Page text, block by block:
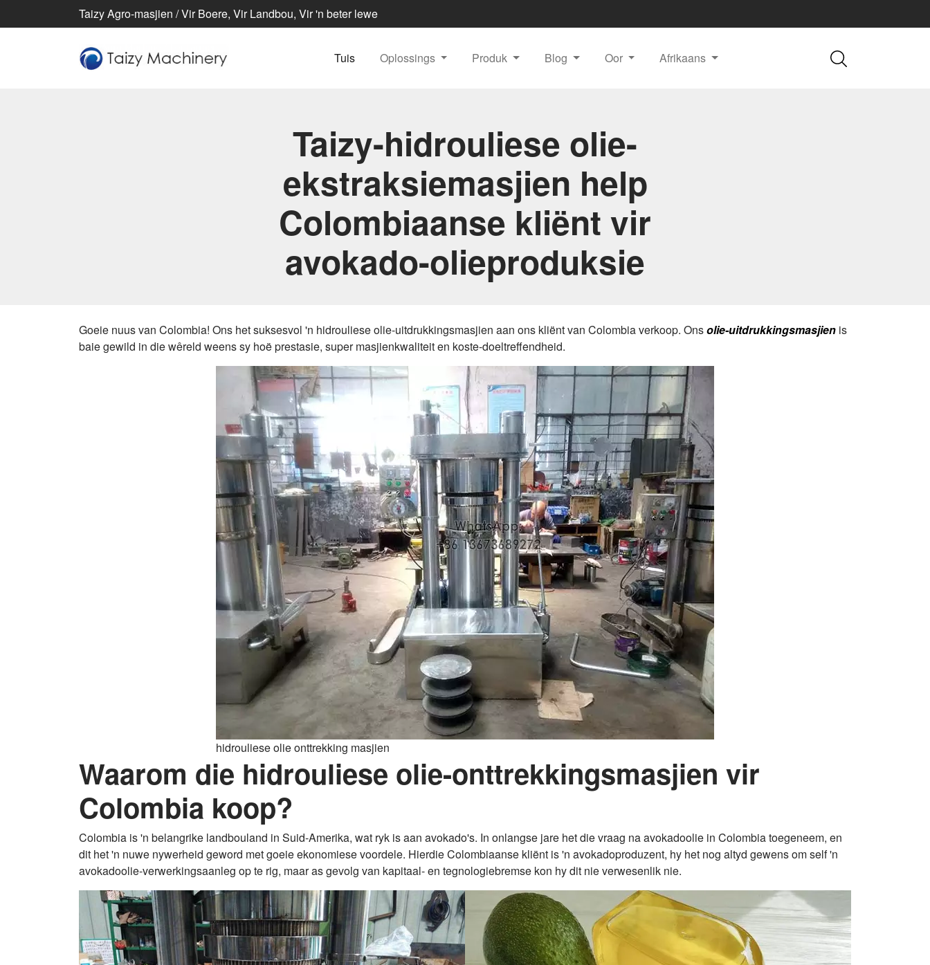
Taizy Agro-masjien / Vir Boere, Vir Landbou, Vir 'n beter lewe
Tuis Oplossings Produk Blog Oor Afrikaans
Taizy-hidrouliese olie-
ekstraksiemasjien help
Colombiaanse kliënt vir
avokado-olieproduksie
Goeie nuus van Colombia! Ons het suksesvol 'n hidrouliese olie-uitdrukkingsmasjien aan ons kliënt van Colombia verkoop. Onsolie-uitdrukkingsmasjien is
baie gewild in die wêreld weens sy hoë prestasie, super masjienkwaliteit en koste-doeltreffendheid.
hidrouliese olie onttrekking masjien
Waarom die hidrouliese olie-onttrekkingsmasjien vir
Colombia koop?
Colombia is 'n belangrike landbouland in Suid-Amerika, wat ryk is aan avokado's. In onlangse jare het die vraag na avokadoolie in Colombia toegeneem, en
dit het 'n nuwe nywerheid geword met goeie ekonomiese voordele. Hierdie Colombiaanse kliënt is 'n avokadoproduzent, hy het nog altyd gewens om self 'n
avokadoolie-verwerkingsaanleg op te rig, maar as gevolg van kapitaal- en tegnologiebremse kon hy dit nie verwesenlik nie.